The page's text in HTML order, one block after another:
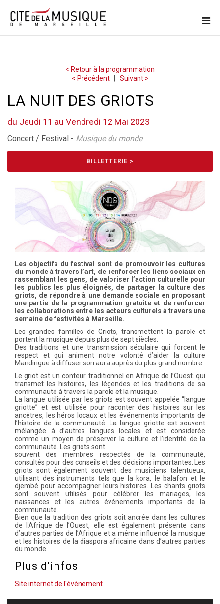
< Retour à la programmation
< Précédent| Suivant >
LA NUIT DES GRIOTS
du Jeudi 11 au Vendredi 12 Mai 2023
Concert / Festival - Musique du monde
BILLETTERIE >
Les objectifs du festival sont de promouvoir les cultures
du monde à travers l’art, de renforcer les liens sociaux en
rassemblant les gens, de valoriser l’action culturelle pour
les publics les plus éloignés, de partager la culture des
griots, de répondre à une demande sociale en proposant
une partie de la programmation gratuite et de renforcer
les collaborations entre les acteurs culturels à travers une
semaine de festivités à Marseille.
Les grandes familles de Griots, transmettent la parole et
portent la musique depuis plus de sept siècles.
Des traditions et une transmission séculaire qui forcent le
respect et qui animent notre volonté d’aider la culture
Mandingue à diffuser son aura auprès du plus grand nombre.
Le griot est un conteur traditionnel en Afrique de l’Ouest, qui
transmet les histoires, les légendes et les traditions de sa
communauté à travers la parole et la musique.
La langue utilisée par les griots est souvent appelée “langue
griotte” et est utilisée pour raconter des histoires sur les
ancêtres, les héros locaux et les événements importants de
l’histoire de la communauté. La langue griotte est souvent
mélangée à d’autres langues locales et est considérée
comme un moyen de préserver la culture et l’identité de la
communauté. Les griots sont
souvent des membres respectés de la communauté,
consultés pour des conseils et des décisions importantes. Les
griots sont également souvent des musiciens talentueux,
utilisant des instruments tels que la kora, le balafon et le
djembé pour accompagner leurs histoires. Les chants griots
sont souvent utilisés pour célébrer les mariages, les
naissances et les autres événements importants de la
communauté.
Bien que la tradition des griots soit ancrée dans les cultures
de l’Afrique de l’Ouest, elle est également présente dans
d’autres parties de l’Afrique et a même influencé la musique
et les histoires de la diaspora africaine dans d’autres parties
du monde.
Plus d'infos
Site internet de l'évènement